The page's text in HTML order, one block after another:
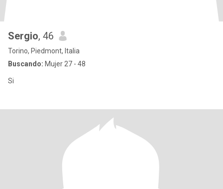
Sergio, 46
Torino, Piedmont, Italia
Buscando: Mujer 27 - 48
Si